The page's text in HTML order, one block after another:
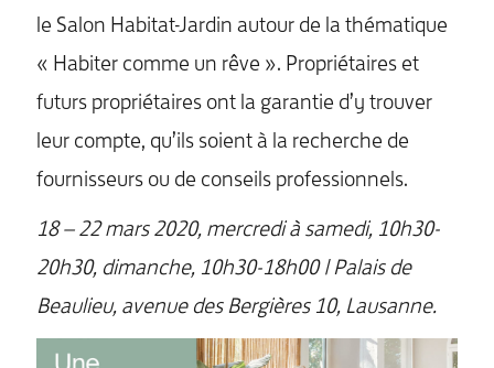
le Salon Habitat-Jardin autour de la thématique
« Habiter comme un rêve ». Propriétaires et
futurs propriétaires ont la garantie d’y trouver
leur compte, qu’ils soient à la recherche de
fournisseurs ou de conseils professionnels.
18 – 22 mars 2020, mercredi à samedi, 10h30-
20h30, dimanche, 10h30-18h00 | Palais de
Beaulieu, avenue des Bergières 10, Lausanne.